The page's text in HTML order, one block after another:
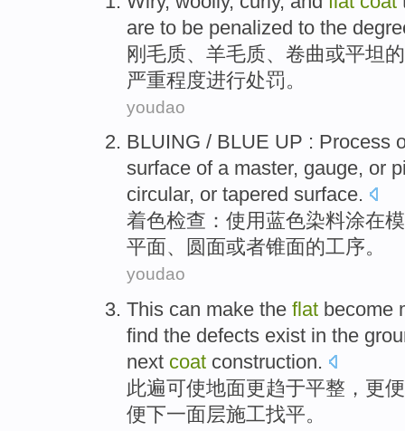
are to be penalized to the
刚毛质、 羊毛质、 卷曲或平坦
严重程度进行处罚。
youdao
BLUING / BLUE UP : Process
surface of a master, gauge, or
circular, or tapered surface.
着色检查 ： 使用蓝色染料涂在
平面、 圆 面或者锥面的工序。
youdao
This can make the flat become
find the defects exist in the
next coat construction.
此遍可使地面更趋于平整 ，更
便下一面层施工找平。